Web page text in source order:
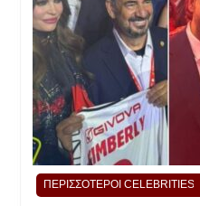
ΠΕΡΙΣΣΟΤΕΡΟΙ CELEBRITIES